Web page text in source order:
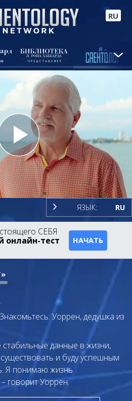
RU
Play
Video
ЯЗЫК: RU
СЕБЯ
онлайн-тест
НАЧАТЬ
Уоррен, дедушка из
стабильные данные в жизни,
и буду успешным
Я понимаю жизнь
говорит Уоррен.